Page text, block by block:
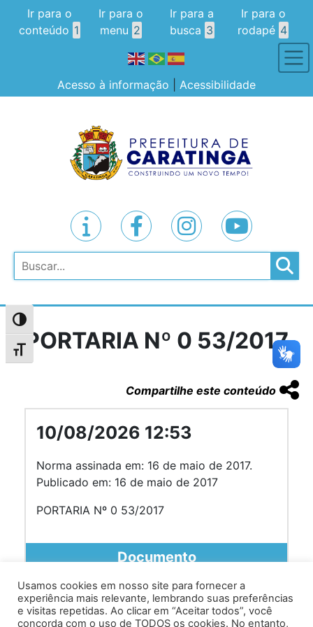
Alternar alto contraste
Alternar tamanho da fonte
Ir para o
conteúdo 1
Ir para o
menu 2
Ir para a
busca 3
Ir para o
rodapé 4
Acesso à informação Acessibilidade
Pesquisar
PORTARIA Nº 0 53/2017
Compartilhe este conteúdo
10/08/2026 12:53
Norma assinada em: 16 de maio de 2017.
Publicado em: 16 de maio de 2017
PORTARIA Nº 0 53/2017
Documento
Usamos cookies em nosso site para fornecer a
experiência mais relevante, lembrando suas preferências
e visitas repetidas. Ao clicar em “Aceitar todos”, você
concorda com o uso de TODOS os cookies. No entanto,